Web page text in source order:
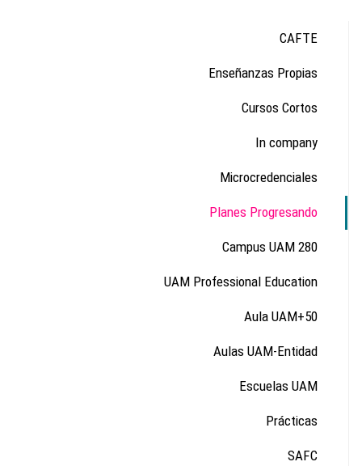
CAFTE
Enseñanzas Propias
Cursos Cortos
In company
Microcredenciales
Planes Progresando
Campus UAM 280
UAM Professional Education
Aula UAM+50
Aulas UAM-Entidad
Escuelas UAM
Prácticas
SAFC